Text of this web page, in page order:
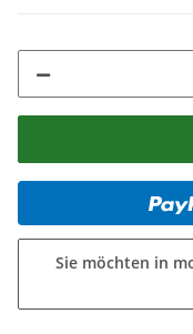
Sie möchten in